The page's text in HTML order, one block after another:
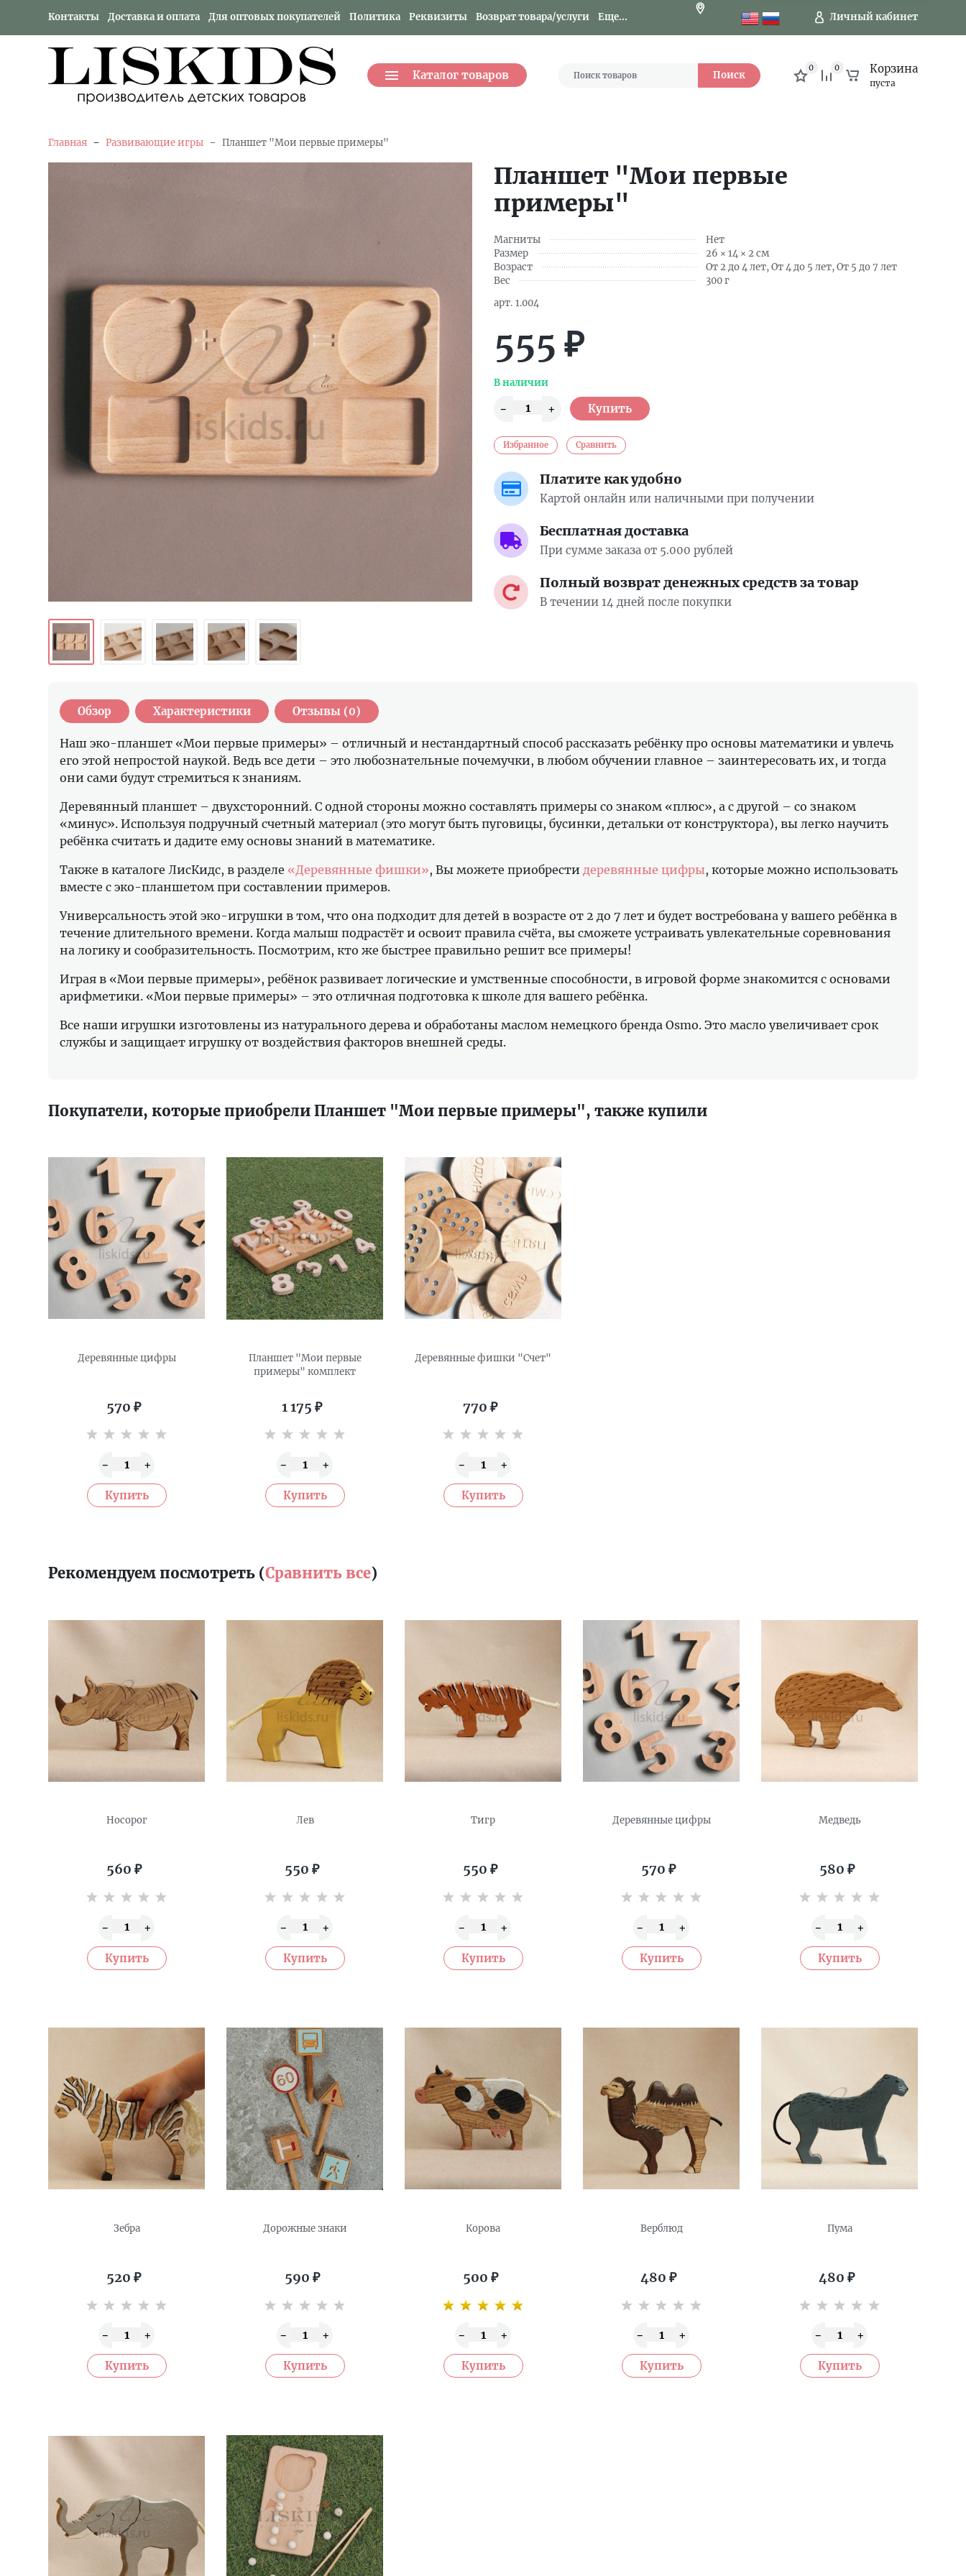
Контакты Доставка и оплата Для оптовых покупателей Политика Реквизиты Возврат товара/услуги Еще... Личный кабинет
Каталог товаров Поиск
0 0 Корзина
пуста
Главная - Развивающие игры - Планшет "Мои первые примеры"
Планшет "Мои первые
примеры"
Магниты
Нет
Размер
26 × 14 × 2 см
Возраст
От 2 до 4 лет, От 4 до 5 лет, От 5 до 7 лет
Вес
300 г
арт. 1.004
555 ₽
В наличии
Избранное Сравнить
Платите как удобно
Картой онлайн или наличными при получении
Бесплатная доставка
При сумме заказа от 5.000 рублей
Полный возврат денежных средств за товар
В течении 14 дней после покупки
Обзор Характеристики Отзывы (0)
Наш эко-планшет «Мои первые примеры» – отличный и нестандартный способ рассказать ребёнку про основы математики и увлечь
его этой непростой наукой. Ведь все дети – это любознательные почемучки, в любом обучении главное – заинтересовать их, и тогда
они сами будут стремиться к знаниям.
Деревянный планшет – двухсторонний. С одной стороны можно составлять примеры со знаком «плюс», а с другой – со знаком
«минус». Используя подручный счетный материал (это могут быть пуговицы, бусинки, детальки от конструктора), вы легко научить
ребёнка считать и дадите ему основы знаний в математике.
Также в каталоге ЛисКидс, в разделе «Деревянные фишки», Вы можете приобрести деревянные цифры, которые можно использовать
вместе с эко-планшетом при составлении примеров.
Универсальность этой эко-игрушки в том, что она подходит для детей в возрасте от 2 до 7 лет и будет востребована у вашего ребёнка в
течение длительного времени. Когда малыш подрастёт и освоит правила счёта, вы сможете устраивать увлекательные соревнования
на логику и сообразительность. Посмотрим, кто же быстрее правильно решит все примеры!
Играя в «Мои первые примеры», ребёнок развивает логические и умственные способности, в игровой форме знакомится с основами
арифметики. «Мои первые примеры» – это отличная подготовка к школе для вашего ребёнка.
Все наши игрушки изготовлены из натурального дерева и обработаны маслом немецкого бренда Osmo. Это масло увеличивает срок
службы и защищает игрушку от воздействия факторов внешней среды.
Покупатели, которые приобрели Планшет "Мои первые примеры", также купили
Деревянные цифры
570 ₽
Планшет "Мои первые
примеры" комплект
1 175 ₽
Деревянные фишки "Счет"
770 ₽
Рекомендуем посмотреть (Сравнить все)
Носорог
560 ₽
Лев
550 ₽
Тигр
550 ₽
Деревянные цифры
570 ₽
Медведь
580 ₽
Зебра
520 ₽
Дорожные знаки
590 ₽
Корова
500 ₽
Верблюд
480 ₽
Пума
480 ₽